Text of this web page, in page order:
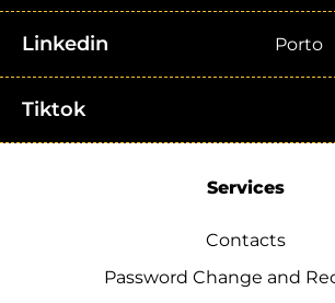
Linkedin Porto
Tiktok
Services
Contacts
Password Change and